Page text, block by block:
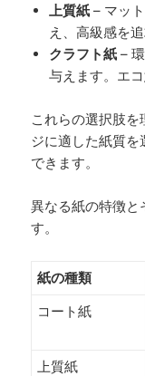
上質紙 – マッ
え、高級感を
クラフト紙 –
与えます。エ
これらの選択肢
ジに適した紙質
できます。
異なる紙の特徴と
す。
紙の種類
コート紙
上質紙